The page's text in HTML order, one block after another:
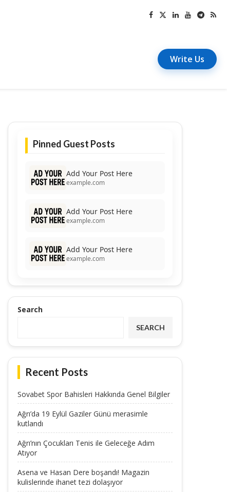
Write Us
Pinned Guest Posts
Add Your Post Here
example.com
Add Your Post Here
example.com
Add Your Post Here
example.com
Search
SEARCH
Recent Posts
Sovabet Spor Bahisleri Hakkında Genel Bilgiler
Ağrı’da 19 Eylül Gaziler Günü merasimle
kutlandı
Ağrı’nın Çocukları Tenis ile Geleceğe Adım
Atıyor
Asena ve Hasan Dere boşandı! Magazin
kulislerinde ihanet tezi dolaşıyor